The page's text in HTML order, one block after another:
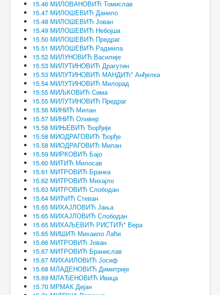
15.46 МИЛОВАНОВИЋ Томислав
15.47 МИЛОШЕВИЋ Данило
15.48 МИЛОШЕВИЋ Јован
15.49 МИЛОШЕВИЋ Небојша
15.50 МИЛОШЕВИЋ Предраг
15.51 МИЛОШЕВИЋ Радмила
15.52 МИЛУНОВИЋ Василије
15.53 МИЛУТИНОВИЋ Драгутин
15.53 МИЛУТИНОВИЋ МАНДИЋ* Анђелка
15.54 МИЛУТИНОВИЋ Милорад
15.55 МИЉКОВИЋ Сима
15.55 МИЛУТИНОВИЋ Предраг
15.56 МИНИЋ Милан
15.57 МИНИЋ Оливер
15.58 МИЊЕВИЋ Ђорђије
15.58 МИОДРАГОВИЋ Ђорђе
15.58 МИОДРАГОВИЋ Милан
15.59 МИРКОВИЋ Бајо
15.60 МИТИЋ Милосав
15.61 МИТРОВИЋ Бранка
15.62 МИТРОВИЋ Михајло
15.63 МИТРОВИЋ Слободан
15.64 МИЋИЋ Стеван
15.65 МИХАЈЛОВИЋ Јања
15.65 МИХАЈЛОВИЋ Слободан
15.65 МИХАЉЕВИЋ РИСТИЋ* Вера
15.65 МИШИЋ Михаило Лаћи
15.66 МИТРОВИЋ Јован
15.67 МИТРОВИЋ Бранислав
15.67 МИХАИЛОВИЋ Јосиф
15.68 МЛАДЕНОВИЋ Димитрије
15.69 МЛАЂЕНОВИЋ Ивица
15.70 МРМАК Дејан